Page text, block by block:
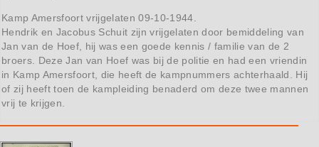
Kamp Amersfoort vrijgelaten 09-10-1944.
Hendrik en Jacobus Schuit zijn vrijgelaten door bemiddeling van
Jan van de Hoef, hij was een goede kennis / familie van de 2
broers. Deze Jan van Hoef was bij de politie en had een vriendin
in Kamp Amersfoort, die heeft de kampnummers achterhaald. Hij
of zij heeft toen de kampleiding benaderd om deze twee mannen
vrij te krijgen.